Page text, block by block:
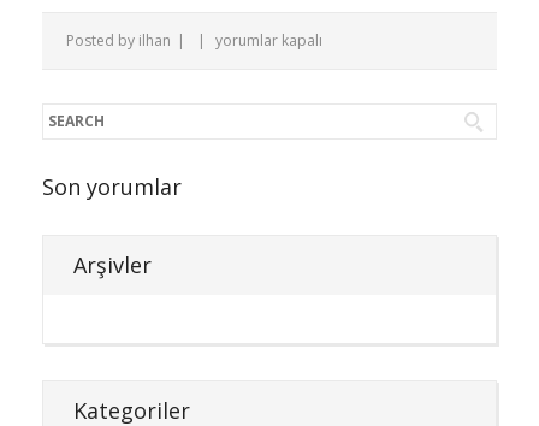
Posted by ilhan | |
NÜRAL
yorumlar kapalı
Son yorumlar
Arşivler
Kategoriler